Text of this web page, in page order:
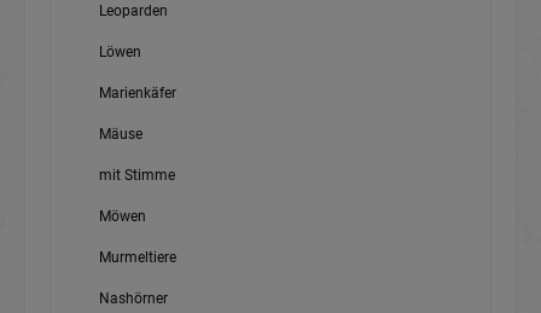
Leoparden
Löwen
Marienkäfer
Mäuse
mit Stimme
Möwen
Murmeltiere
Nashörner